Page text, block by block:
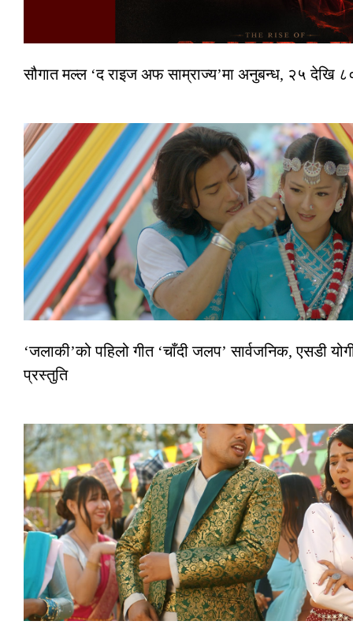
सौगात मल्ल ‘द राइज अफ साम्राज्य’मा अनुबन्ध, २५ देखि
‘जलाकी’को पहिलो गीत ‘चाँदी जलप’ सार्वजनिक, एसडी
प्रस्तुति